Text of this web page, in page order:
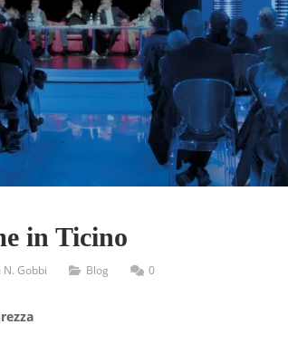
in Ticino
N. Gobbi Blog 0